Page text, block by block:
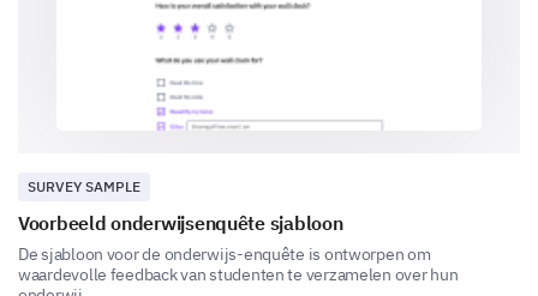
Rate the overall performance of the school
administration.
1 2 3
b. Supportiveness
c. Problem-solving
SURVEY SAMPLE
Voorbeeld onderwijsenquête sjabloon
De sjabloon voor de onderwijs-enquête is ontworpen om
waardevolle feedback van studenten te verzamelen over hun